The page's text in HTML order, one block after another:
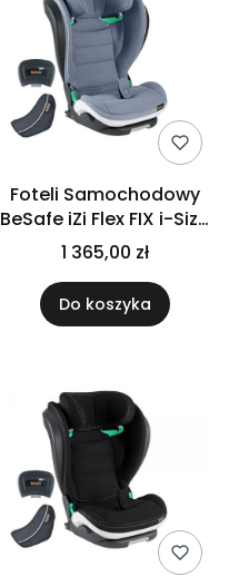
Foteli Samochodowy
BeSafe iZi Flex FIX i-Size
15-36kg | Niebieski
Melange
1 365,00 zł
Do koszyka